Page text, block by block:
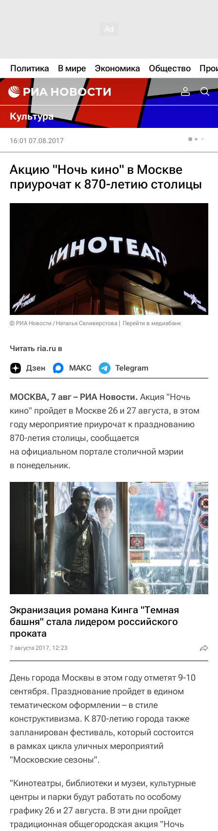
Политика В мире Экономика Общество
Культура
16:01 07.08.2017
Акцию "Ночь кино" в Москве
приурочат к 870-летию столицы
© РИА Новости / Наталья Селиверстова Перейти в медиабанк
Читать ria.ru в
Дзен МАКС Telegram
МОСКВА, 7 авг – РИА Новости. Акция "Ночь
кино" пройдет в Москве 26 и 27 августа, в этом
году мероприятие приурочат к празднованию
870-летия столицы, сообщается
на официальном портале столичной мэрии
в понедельник.
Экранизация романа Кинга "Темная
башня" стала лидером российского
проката
7 августа 2017, 12:23
День города Москвы в этом году отметят 9-10
сентября. Празднование пройдет в едином
тематическом оформлении – в стиле
конструктивизма. К 870-летию города также
запланирован фестиваль, который состоится
в рамках цикла уличных мероприятий
"Московские сезоны".
"Кинотеатры, библиотеки и музеи, культурные
центры и парки будут работать по особому
графику 26 и 27 августа. В эти дни пройдет
традиционная общегородская акция "Ночь